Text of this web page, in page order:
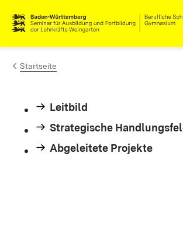
Zum Inhalt springen
Link zur Startseite
Startseite
Leitbild
Strategische
Abgeleitete Projekte